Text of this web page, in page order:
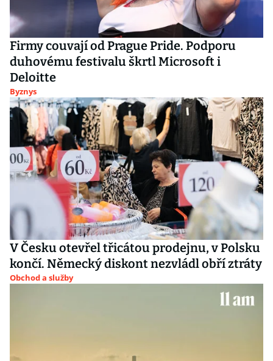
Firmy couvají od Prague Pride. Podporu
duhovému festivalu škrtl Microsoft i
Deloitte
Byznys
V Česku otevřel třicátou prodejnu, v Polsku
končí. Německý diskont nezvládl obří ztráty
Obchod a služby